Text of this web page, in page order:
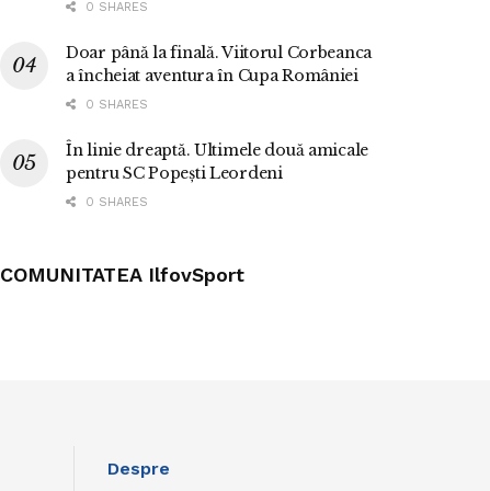
0 SHARES
Doar până la finală. Viitorul Corbeanca
a încheiat aventura în Cupa României
0 SHARES
În linie dreaptă. Ultimele două amicale
pentru SC Popești Leordeni
0 SHARES
COMUNITATEA IlfovSport
Despre